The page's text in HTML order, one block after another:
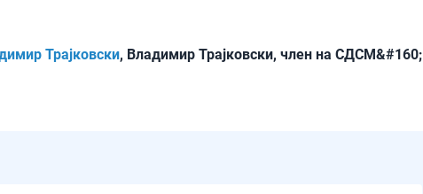
Трајковски, Владимир Трајковски, член на СДСМ&#160;